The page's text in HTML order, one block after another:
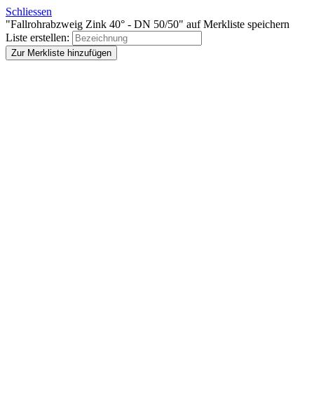
Schliessen
"Fallrohrabzweig Zink 40° - DN 50/50" auf Merkliste speichern
Liste erstellen:
Zur Merkliste hinzufügen